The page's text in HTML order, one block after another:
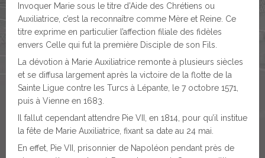
Invoquer Marie sous le titre d’Aide des Chrétiens ou
Auxiliatrice, c’est la reconnaître comme Mère et Reine. Ce
titre exprime en particulier l’affection filiale des fidèles
envers Celle qui fut la première Disciple de son Fils.
La dévotion à Marie Auxiliatrice remonte à plusieurs siècles
et se diffusa largement après la victoire de la flotte de la
Sainte Ligue contre les Turcs à Lépante, le 7 octobre 1571,
puis à Vienne en 1683.
Il fallut cependant attendre Pie VII, en 1814, pour qu’il institue
la fête de Marie Auxiliatrice, fixant sa date au 24 mai.
En effet, Pie VII, prisonnier de Napoléon pendant près de